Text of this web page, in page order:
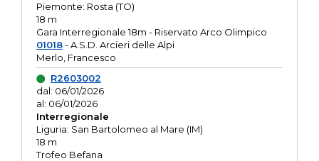
Piemonte: Rosta (TO)
18 m
Gara Interregionale 18m - Riservato Arco Olimpico
01018- A.S.D. Arcieri delle Alpi
Merlo, Francesco
R2603002
dal: 06/01/2026
al: 06/01/2026
Interregionale
Liguria: San Bartolomeo al Mare (IM)
18 m
Trofeo Befana